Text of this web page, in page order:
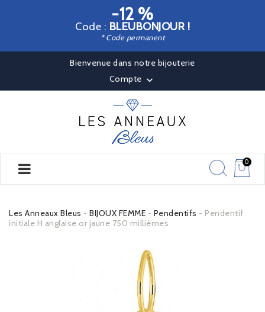
-12 %
Code : BLEUBONJOUR !
* Code permanent
Bienvenue dans notre bijouterie
Compte 
0
Les Anneaux Bleus BIJOUX FEMME Pendentifs
Pendentif
initiale H anglaise or jaune 750 millièmes